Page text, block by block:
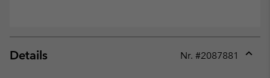
Details Nr. #2087881